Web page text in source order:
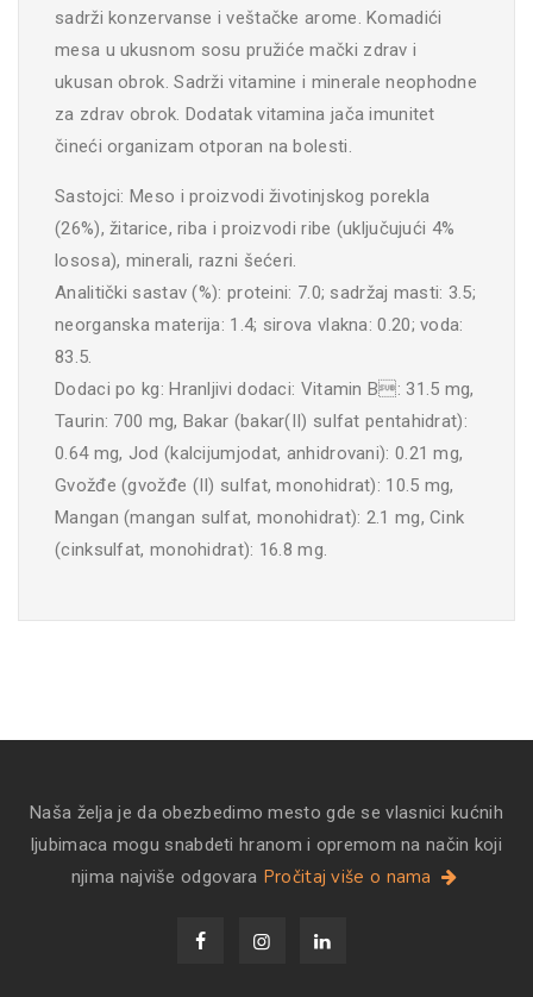
sadrži konzervanse i veštačke arome. Komadići
mesa u ukusnom sosu pružiće mački zdrav i
ukusan obrok. Sadrži vitamine i minerale neophodne
za zdrav obrok. Dodatak vitamina jača imunitet
čineći organizam otporan na bolesti.
Sastojci: Meso i proizvodi životinjskog porekla
(26%), žitarice, riba i proizvodi ribe (uključujući 4%
lososa), minerali, razni šećeri.
Analitički sastav (%): proteini: 7.0; sadržaj masti: 3.5;
neorganska materija: 1.4; sirova vlakna: 0.20; voda:
83.5.
Dodaci po kg: Hranljivi dodaci: Vitamin B: 31.5 mg,
Taurin: 700 mg, Bakar (bakar(II) sulfat pentahidrat):
0.64 mg, Jod (kalcijumjodat, anhidrovani): 0.21 mg,
Gvožđe (gvožđe (II) sulfat, monohidrat): 10.5 mg,
Mangan (mangan sulfat, monohidrat): 2.1 mg, Cink
(cinksulfat, monohidrat): 16.8 mg.
Naša želja je da obezbedimo mesto gde se vlasnici kućnih
ljubimaca mogu snabdeti hranom i opremom na način koji
njima najviše odgovara Pročitaj više o nama